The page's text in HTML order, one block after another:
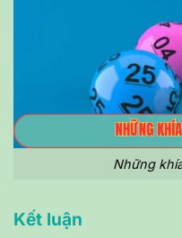
Những
Kết luận